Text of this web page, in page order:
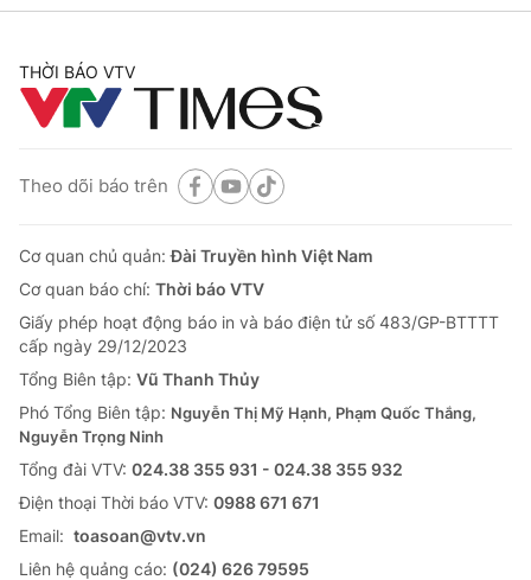
THỜI BÁO VTV
Theo dõi báo trên
Cơ quan chủ quản:Đài Truyền hình Việt Nam
Cơ quan báo chí: Thời báo VTV
Giấy phép hoạt động báo in và báo điện tử số 483/GP-BTTTT
cấp ngày 29/12/2023
Tổng Biên tập: Vũ Thanh Thủy
Phó Tổng Biên tập: Nguyễn Thị Mỹ Hạnh, Phạm Quốc Thắng,
Nguyễn Trọng Ninh
Tổng đài VTV: 024.38 355 931 - 024.38 355 932
Ðiện thoại Thời báo VTV: 0988 671 671
Email: toasoan@vtv.vn
Liên hệ quảng cáo: (024) 626 79595